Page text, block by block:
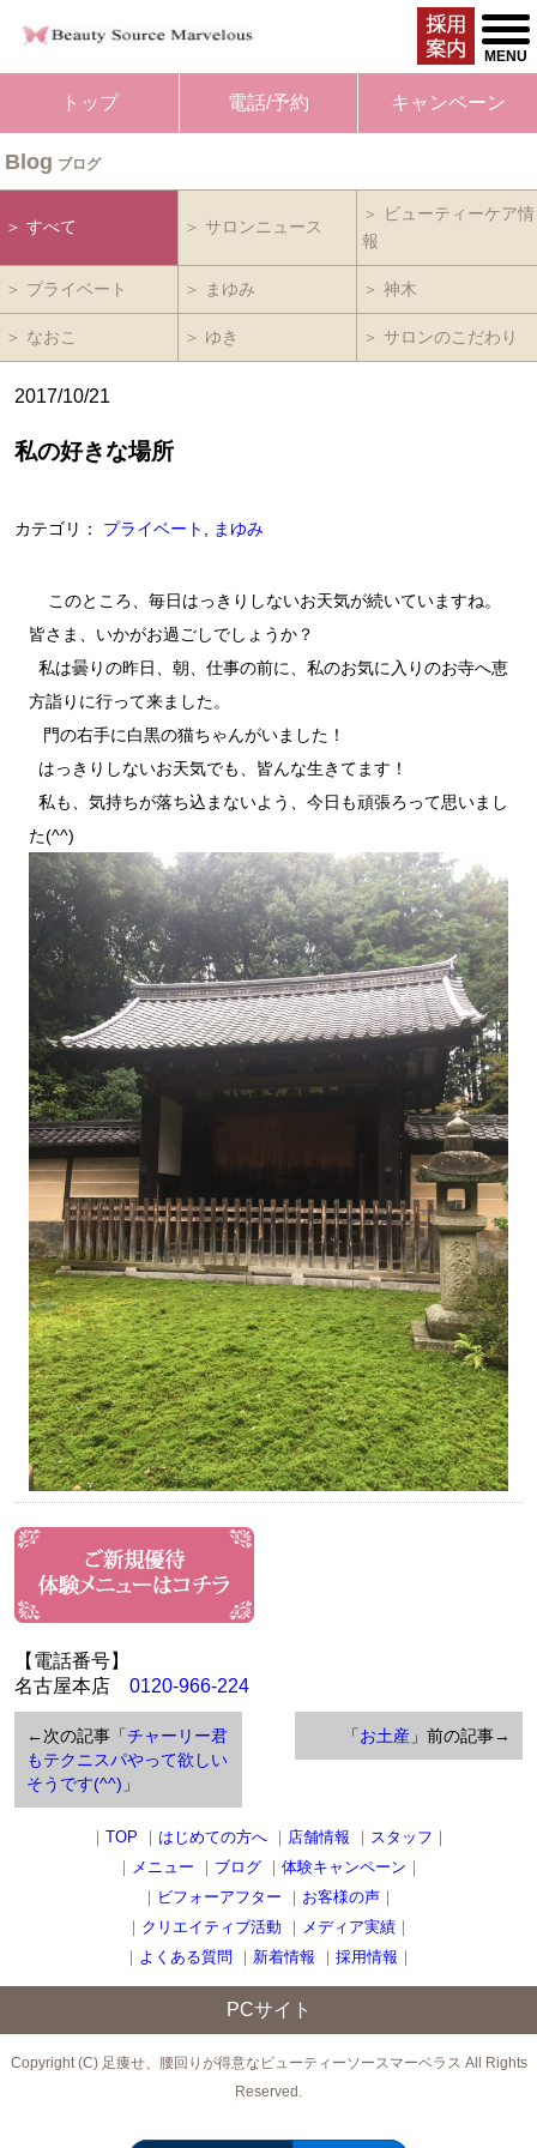
MENU
トップ 電話/予約 キャンペーン
Blog ブログ
＞ すべて ＞ サロンニュース
＞ ビューティーケア情
報
＞ プライベート ＞ まゆみ ＞ 神木
＞ なおこ ＞ ゆき ＞ サロンのこだわり
2017/10/21
私の好きな場所
カテゴリ： プライベート まゆみ
このところ、毎日はっきりしないお天気が続いていますね。
皆さま、いかがお過ごしでしょうか？
私は曇りの昨日、朝、仕事の前に、私のお気に入りのお寺へ恵
方詣りに行って来ました。
門の右手に白黒の猫ちゃんがいました！
はっきりしないお天気でも、皆んな生きてます！
私も、気持ちが落ち込まないよう、今日も頑張ろって思いまし
た(^^)
【電話番号】
名古屋本店 0120-966-224
「お土産 」前の記事→
←次の記事「チャーリー君
もテクニスパやって欲しい
そうです(^^) 」
｜ TOP ｜ はじめての方へ｜ 店舗情報 ｜ スタッフ ｜
｜ メニュー ｜ ブログ｜ 体験キャンペーン ｜
｜ ビフォーアフター ｜ お客様の声 ｜
｜ クリエイティブ活動 ｜ メディア実績 ｜
｜ よくある質問 ｜ 新着情報 ｜ 採用情報 ｜
PCサイト
Copyright (C) 足痩せ、腰回りが得意なビューティーソースマーベラス All Rights
Reserved.